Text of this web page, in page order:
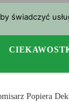
Popiera
świadczyć